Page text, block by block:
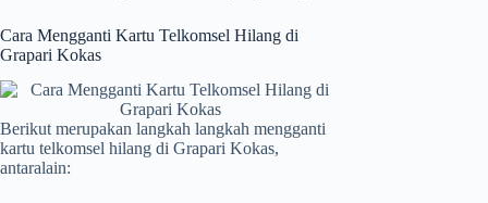
Cara Mengganti Kartu Telkomsel Hilang di
Grapari Kokas
Berikut merupakan langkah langkah mengganti
kartu telkomsel hilang di Grapari Kokas,
antaralain: